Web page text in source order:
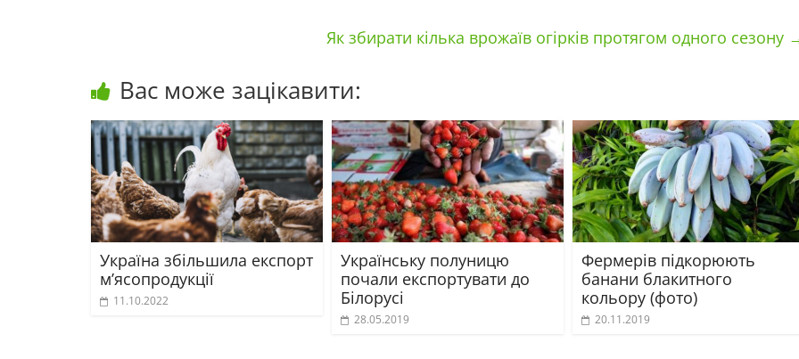
Як збирати кілька врожаїв огірків протягом одного сезону
Вас може зацікавити:
Україна збільшила експорт
м’ясопродукції
11.10.2022
Українську полуницю
почали експортувати до
Білорусі
28.05.2019
Фермерів підкорюють
банани блакитного
кольору (фото)
20.11.2019